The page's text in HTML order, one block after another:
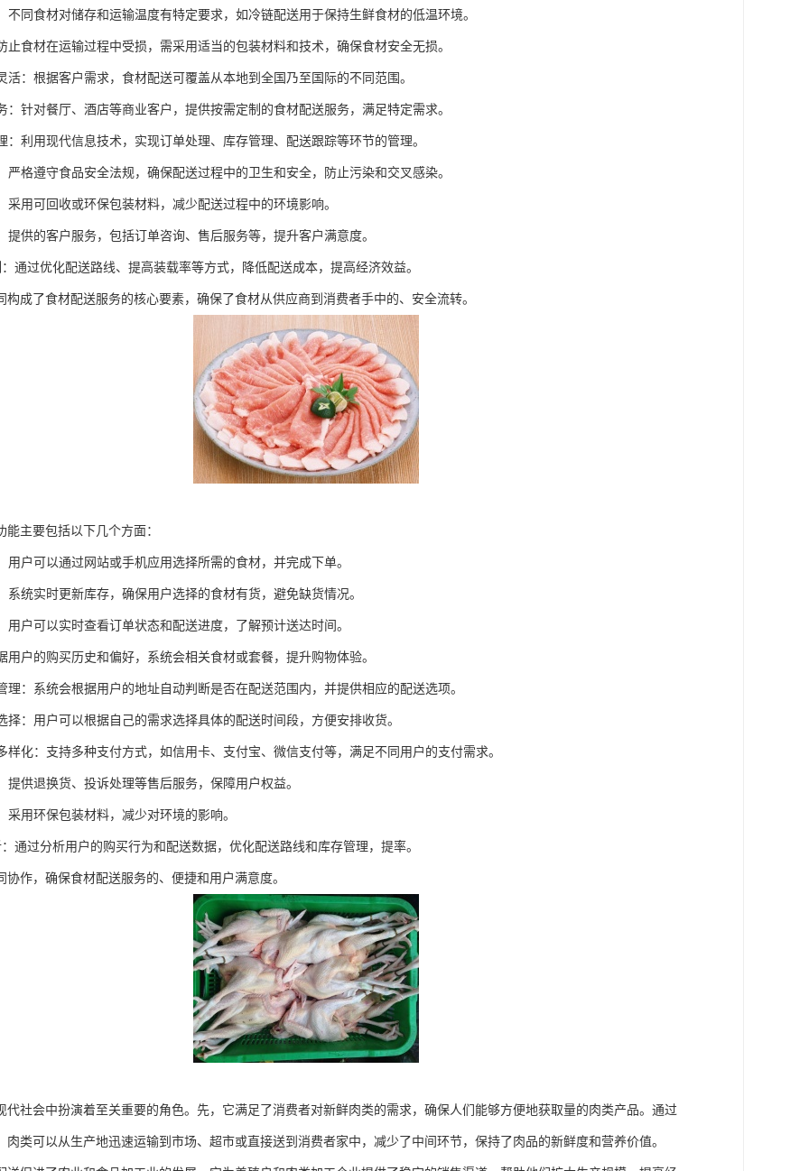
不同食材对储存和运输温度有特定要求，如冷链配送用于保持生鲜食材的低温环境。
止食材在运输过程中受损，需采用适当的包装材料和技术，确保食材安全无损。
活：根据客户需求，食材配送可覆盖从本地到全国乃至国际的不同范围。
：针对餐厅、酒店等商业客户，提供按需定制的食材配送服务，满足特定需求。
：利用现代信息技术，实现订单处理、库存管理、配送跟踪等环节的管理。
严格遵守食品安全法规，确保配送过程中的卫生和安全，防止污染和交叉感染。
采用可回收或环保包装材料，减少配送过程中的环境影响。
提供的客户服务，包括订单咨询、售后服务等，提升客户满意度。
通过优化配送路线、提高装载率等方式，降低配送成本，提高经济效益。
构成了食材配送服务的核心要素，确保了食材从供应商到消费者手中的、安全流转。
能主要包括以下几个方面：
用户可以通过网站或手机应用选择所需的食材，并完成下单。
系统实时更新库存，确保用户选择的食材有货，避免缺货情况。
用户可以实时查看订单状态和配送进度，了解预计送达时间。
用户的购买历史和偏好，系统会相关食材或套餐，提升购物体验。
理：系统会根据用户的地址自动判断是否在配送范围内，并提供相应的配送选项。
择：用户可以根据自己的需求选择具体的配送时间段，方便安排收货。
样化：支持多种支付方式，如信用卡、支付宝、微信支付等，满足不同用户的支付需求。
提供退换货、投诉处理等售后服务，保障用户权益。
采用环保包装材料，减少对环境的影响。
通过分析用户的购买行为和配送数据，优化配送路线和库存管理，提率。
协作，确保食材配送服务的、便捷和用户满意度。
代社会中扮演着至关重要的角色。先，它满足了消费者对新鲜肉类的需求，确保人们能够方便地获取量的肉类产品。通过
肉类可以从生产地迅速运输到市场、超市或直接送到消费者家中，减少了中间环节，保持了肉品的新鲜度和营养价值。